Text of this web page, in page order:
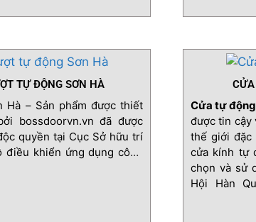
TỰ ĐỘNG SƠN HÀ
Hà – Sản phẩm được thiết
bossdoorvn.vn đã được
quyền tại Cục Sở hữu trí
điều khiển ứng dụng công
Cửa tự
được tin cậy
thế giới đặc
cửa kính tự
chọn và sử
Hội Hàn